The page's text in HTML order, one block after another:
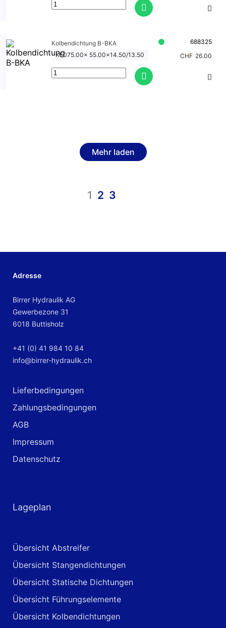
Kolbendichtung B-BKA
688325
KE075.00x 55.00x14.50/13.50
CHF 26.00
Mehr laden
1 2 3
Adresse
Birrer Hydraulik AG
Gewerbezone 31
6018 Buttisholz
+41 (0) 41 984 10 84
info@birrer-hydraulik.ch
Lieferbedingungen
Zahlungsbedingungen
AGB
Impressum
Datenschutz
Lageplan
Übersicht Abstreifer
Übersicht Stangendichtungen
Übersicht Statische Dichtungen
Übersicht Führungselemente
Übersicht Kolbendichtungen